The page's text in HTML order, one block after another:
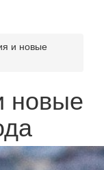
и новые
новые